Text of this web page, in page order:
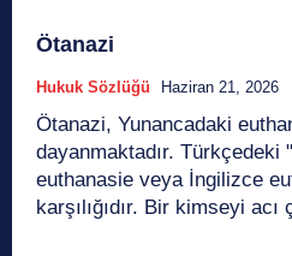
Ötanazi
Hukuk Sözlüğü Haziran 21, 2026
Ötanazi, Yunancadaki
dayanmaktadır. Türkçedeki
euthanasie veya İngilizce
karşılığıdır. Bir kimseyi